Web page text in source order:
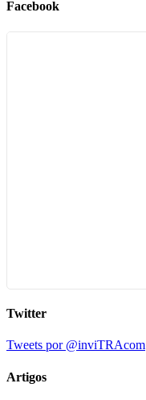
Facebook
Twitter
Tweets por @inviTRAcom
Artigos